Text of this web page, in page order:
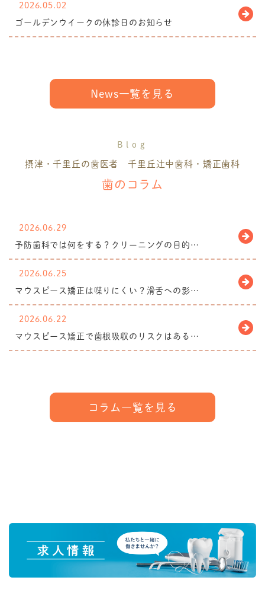
2026.05.02
ゴールデンウイークの休診日のお知らせ
News一覧を見る
Blog
摂津・千里丘の歯医者 千里丘辻中歯科・矯正歯科
歯のコラム
2026.06.29
予防歯科では何をする？クリーニングの目的…
2026.06.25
マウスピース矯正は喋りにくい？滑舌への影…
2026.06.22
マウスピース矯正で歯根吸収のリスクはある…
コラム一覧を見る